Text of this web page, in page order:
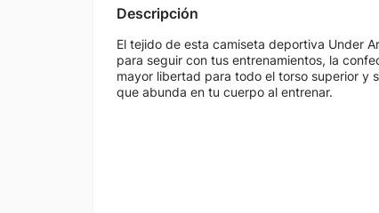
Descripción
El tejido de esta camiseta deportiva Under
para seguir con tus entrenamientos, la
mayor libertad para todo el torso superior y
que abunda en tu cuerpo al entrenar.